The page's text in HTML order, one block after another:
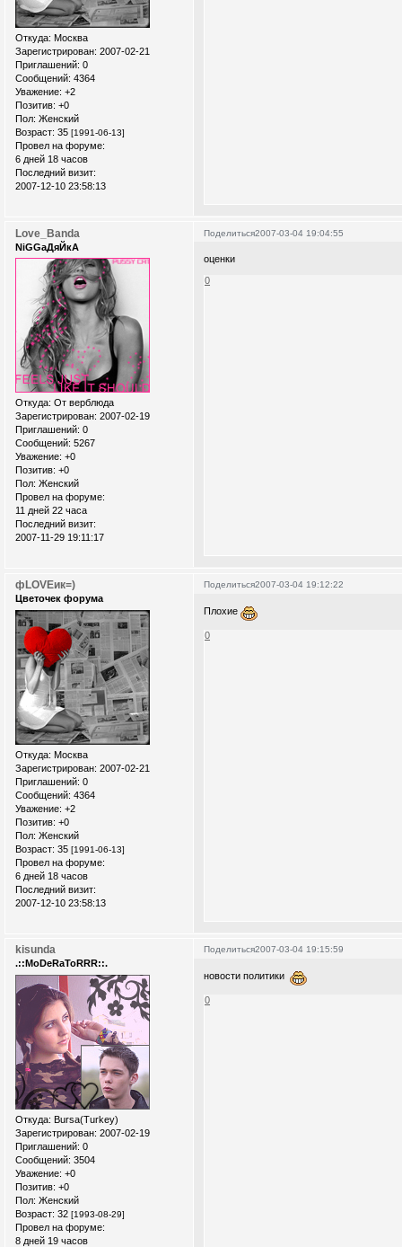
Откуда: Москва
Зарегистрирован: 2007-02-21
Приглашений: 0
Сообщений: 4364
Уважение: +2
Позитив: +0
Пол: Женский
Возраст: 35 [1991-06-13]
Провел на форуме:
6 дней 18 часов
Последний визит:
2007-12-10 23:58:13
Поделиться2007-03-04 19:04:55
Love_Banda
NiGGaДяЙкА
Откуда: От верблюда
Зарегистрирован: 2007-02-19
Приглашений: 0
Сообщений: 5267
Уважение: +0
Позитив: +0
Пол: Женский
Провел на форуме:
11 дней 22 часа
Последний визит:
2007-11-29 19:11:17
оценки
0
Поделиться2007-03-04 19:12:22
фLOVEик=)
Цветочек форума
Откуда: Москва
Зарегистрирован: 2007-02-21
Приглашений: 0
Сообщений: 4364
Уважение: +2
Позитив: +0
Пол: Женский
Возраст: 35 [1991-06-13]
Провел на форуме:
6 дней 18 часов
Последний визит:
2007-12-10 23:58:13
Плохие
0
Поделиться2007-03-04 19:15:59
kisunda
.::MoDeRaToRRR::.
Откуда: Bursa(Turkey)
Зарегистрирован: 2007-02-19
Приглашений: 0
Сообщений: 3504
Уважение: +0
Позитив: +0
Пол: Женский
Возраст: 32 [1993-08-29]
Провел на форуме:
8 дней 19 часов
новости политики
0